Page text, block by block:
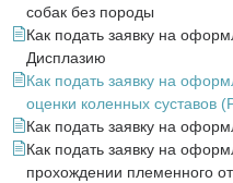
собак без породы
Как подать заявку на
Дисплазию
Как подать заявку на
оценки коленных суставов
Как подать заявку на
Как подать заявку на
прохождении племенного